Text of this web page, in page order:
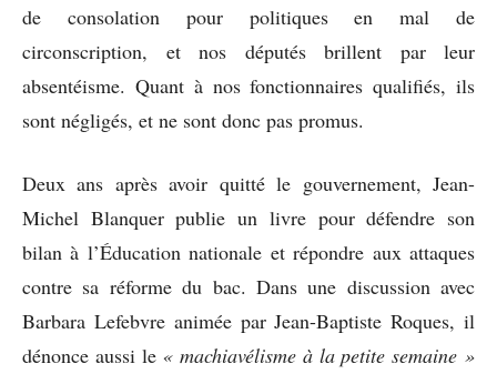
de consolation pour politiques en mal de
circonscription, et nos députés brillent par leur
absentéisme. Quant à nos fonctionnaires qualifiés, ils
sont négligés, et ne sont donc pas promus.
Deux ans après avoir quitté le gouvernement, Jean-
Michel Blanquer publie un livre pour défendre son
bilan à l’Éducation nationale et répondre aux attaques
contre sa réforme du bac. Dans une discussion avec
Barbara Lefebvre animée par Jean-Baptiste Roques, il
dénonce aussi le « machiavélisme à la petite semaine »